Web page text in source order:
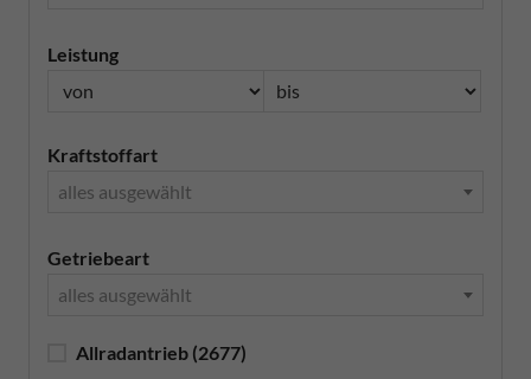
Leistung
Kraftstoffart
alles ausgewählt
Getriebeart
alles ausgewählt
Allradantrieb (2677)